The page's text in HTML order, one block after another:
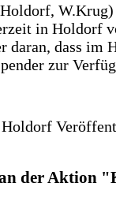
in Holdorf
daran, dass im
zur
Holdorf
der Aktion